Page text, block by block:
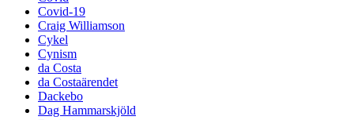
Covid-19
Craig Williamson
Cykel
Cynism
da Costa
da Costaärendet
Dackebo
Dag Hammarskjöld